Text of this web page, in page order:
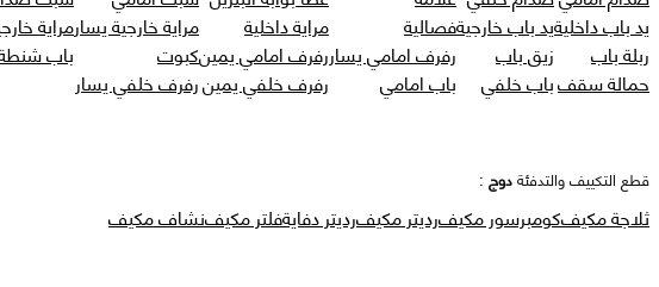
يد باب داخليةيد باب خارجيةفصالية مراية داخلية مراية خارجية يسارمراية
ربلة باب
زيق باب رفرف امامي يساررفرف امامي يمينكبوت
باب
حمالة سقفباب خلفي باب امامي رفرف خلفي يمينرفرف خلفي يسار
قطع التكييف والتدفئةدوج :
ثلاجة مكيفكومبرسور مكيفرديتر مكيفرديتر دفايةفلتر مكيفنشاف مكيف